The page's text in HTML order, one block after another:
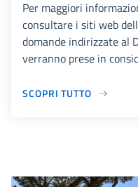
Per maggiori
consultare i siti web
domande indirizzate al
verranno prese in
SCOPRI TUTTO